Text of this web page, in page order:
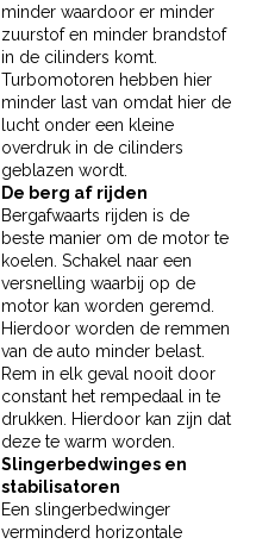
minder waardoor er minder
zuurstof en minder brandstof
in de cilinders komt.
Turbomotoren hebben hier
minder last van omdat hier de
lucht onder een kleine
overdruk in de cilinders
geblazen wordt.
De berg af rijden
Bergafwaarts rijden is de
beste manier om de motor te
koelen. Schakel naar een
versnelling waarbij op de
motor kan worden geremd.
Hierdoor worden de remmen
van de auto minder belast.
Rem in elk geval nooit door
constant het rempedaal in te
drukken. Hierdoor kan zijn dat
deze te warm worden.
Slingerbedwinges en
stabilisatoren
Een slingerbedwinger
verminderd horizontale